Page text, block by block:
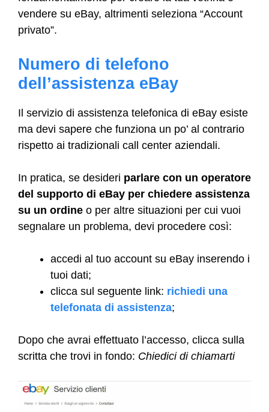
vendere su eBay, altrimenti seleziona “Account
privato”.
Numero di telefono
dell’assistenza eBay
Il servizio di assistenza telefonica di eBay esiste
ma devi sapere che funziona un po’ al contrario
rispetto ai tradizionali call center aziendali.
In pratica, se desideri parlare con un operatore
del supporto di eBay per chiedere assistenza
su un ordine o per altre situazioni per cui vuoi
segnalare un problema, devi procedere così:
accedi al tuo account su eBay inserendo i
tuoi dati;
clicca sul seguente link: richiedi una
telefonata di assistenza;
Dopo che avrai effettuato l’accesso, clicca sulla
scritta che trovi in fondo: Chiedici di chiamarti